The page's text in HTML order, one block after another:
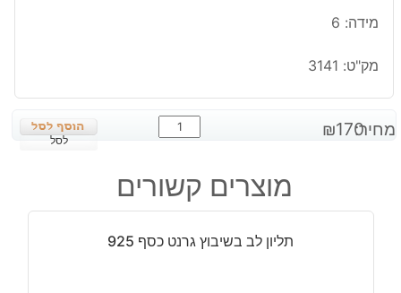
מידה: 6
מק"ט: 3141
מחיר: ₪170
כמות
של
משובצת
ג'ספר
כסף
לסל
מוצרים קשורים
תליון לב בשיבוץ גרנט כסף 925